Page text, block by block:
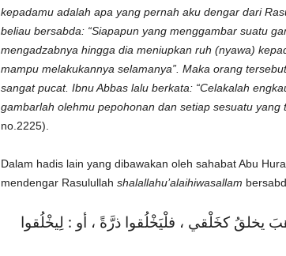
kepadamu adalah apa yang pernah aku dengar dari
beliau bersabda: “Siapapun yang menggambar suatu
mengadzabnya hingga dia meniupkan ruh (nyawa)
mampu melakukannya selamanya”. Maka orang
sangat pucat. Ibnu Abbas lalu berkata: “Celakalah
gambarlah olehmu pepohonan dan setiap sesuatu yang
no.2225).
Dalam hadis lain yang dibawakan oleh sahabat Abu
mendengar Rasulullah shalallahu’alaihiwasallam
كخَلْقي ، فلْيَخْلُقوا ذرَّةً ، أو : لِيخْلُقوا